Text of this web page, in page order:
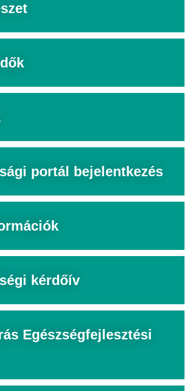
portál bejelentkezés
kérdőív
Egészségfejlesztési